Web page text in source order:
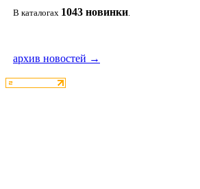
В каталогах 1043 новинки.
архив новостей →